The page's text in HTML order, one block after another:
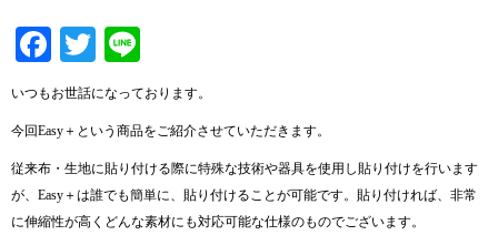
Facebook
Twitter
いつもお世話になっております。
今回Easy＋という商品をご紹介させていただきます。
従来布・生地に貼り付ける際に特殊な技術や器具を使用し貼り付けを行います
が、Easy＋は誰でも簡単に、貼り付けることが可能です。貼り付ければ、非常
に伸縮性が高くどんな素材にも対応可能な仕様のものでございます。